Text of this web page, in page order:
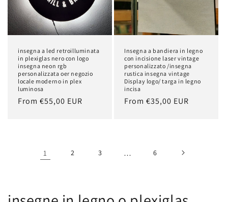
insegna a led retroilluminata
in plexiglas nero con logo
insegna neon rgb
personalizzata oer negozio
locale moderno in plex
luminosa
Regular
From €55,00 EUR
Insegna a bandiera in legno
con incisione laser vintage
personalizzato /insegna
rustica insegna vintage
Display logo/ targa in legno
incisa
Regular
From €35,00 EUR
1 2 3 … 6